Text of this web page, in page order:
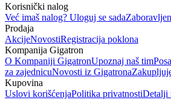
Korisnički nalog
Već imaš nalog? Uloguj se sada
Prodaja
AkcijeNovostiRegistracija poklona
Kompanija Gigatron
O Kompaniji GigatronUpoznaj naš tim
za zajednicuNovosti iz Gigatrona
Kupovina
Uslovi korišćenjaPolitika privatnostiDetalji